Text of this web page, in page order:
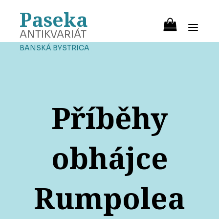
Paseka
ANTIKVARIÁT
BANSKÁ BYSTRICA
Příběhy
obhájce
Rumpolea